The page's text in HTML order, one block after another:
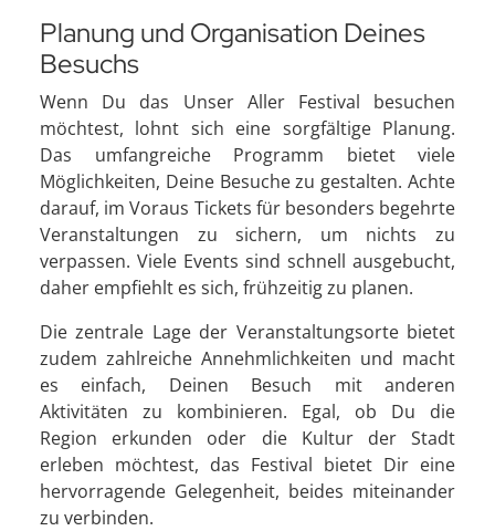
Planung und Organisation Deines
Besuchs
Wenn Du das Unser Aller Festival besuchen
möchtest, lohnt sich eine sorgfältige Planung.
Das umfangreiche Programm bietet viele
Möglichkeiten, Deine Besuche zu gestalten. Achte
darauf, im Voraus Tickets für besonders begehrte
Veranstaltungen zu sichern, um nichts zu
verpassen. Viele Events sind schnell ausgebucht,
daher empfiehlt es sich, frühzeitig zu planen.
Die zentrale Lage der Veranstaltungsorte bietet
zudem zahlreiche Annehmlichkeiten und macht
es einfach, Deinen Besuch mit anderen
Aktivitäten zu kombinieren. Egal, ob Du die
Region erkunden oder die Kultur der Stadt
erleben möchtest, das Festival bietet Dir eine
hervorragende Gelegenheit, beides miteinander
zu verbinden.